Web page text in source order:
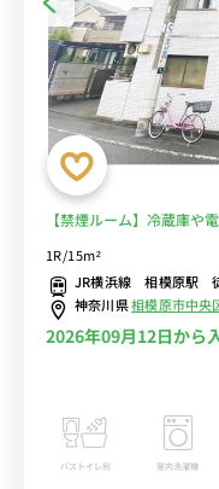
【禁煙ルーム】冷蔵庫や
まで乗換なしでアクセス
1R/15m²
JR横浜線 相模原駅
神奈川県相模原市中央
2026年09月12日から
バストイレ別 室内洗濯機